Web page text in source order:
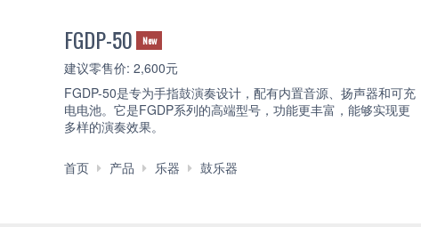
FGDP-50 New
建议零售价: 2,600元
FGDP-50是专为手指鼓演奏设计，配有内置音源、扬声器和可充
电电池。它是FGDP系列的高端型号，功能更丰富，能够实现更
多样的演奏效果。
首页 产品 乐器 鼓乐器